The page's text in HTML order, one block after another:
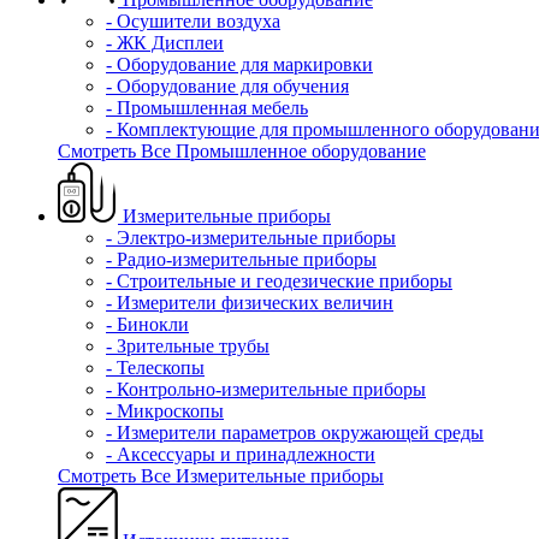
- Осушители воздуха
- ЖК Дисплеи
- Оборудование для маркировки
- Оборудование для обучения
- Промышленная мебель
- Комплектующие для промышленного
Смотреть Все Промышленное оборудование
Измерительные приборы
- Электро-измерительные приборы
- Радио-измерительные приборы
- Строительные и геодезические приборы
- Измерители физических величин
- Бинокли
- Зрительные трубы
- Телескопы
- Контрольно-измерительные приборы
- Микроскопы
- Измерители параметров окружающей среды
- Аксессуары и принадлежности
Смотреть Все Измерительные приборы